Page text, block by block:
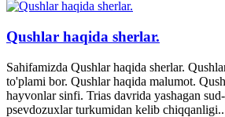
Qushlar haqida sherlar.
Sahifamizda Qushlar haqida sherlar.
to'plami bor. Qushlar haqida malumot.
hayvonlar sinfi. Trias davrida yashagan
psevdozuxlar turkumidan kelib